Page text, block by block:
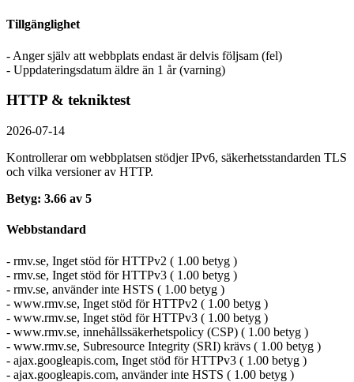
Tillgänglighet
- Anger själv att webbplats endast är delvis följsam (fel)
- Uppdateringsdatum äldre än 1 år (varning)
HTTP & tekniktest
2026-07-14
Kontrollerar om webbplatsen stödjer IPv6, säkerhets­standarden TLS
och vilka versioner av HTTP.
Betyg: 3.66 av 5
Webbstandard
- rmv.se, Inget stöd för HTTPv2 ( 1.00 betyg )
- rmv.se, Inget stöd för HTTPv3 ( 1.00 betyg )
- rmv.se, använder inte HSTS ( 1.00 betyg )
- www.rmv.se, Inget stöd för HTTPv2 ( 1.00 betyg )
- www.rmv.se, Inget stöd för HTTPv3 ( 1.00 betyg )
- www.rmv.se, innehållssäkerhetspolicy (CSP) ( 1.00 betyg )
- www.rmv.se, Subresource Integrity (SRI) krävs ( 1.00 betyg )
- ajax.googleapis.com, Inget stöd för HTTPv3 ( 1.00 betyg )
- ajax.googleapis.com, använder inte HSTS ( 1.00 betyg )